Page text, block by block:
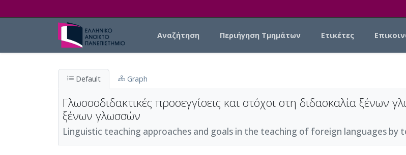
Αναζήτηση Περιήγηση Τμημάτων Ετικέτες
Default Graph
Γλωσσοδιδακτικές προσεγγίσεις και στόχοι στη διδασκαλία ξένων
ξένων γλωσσών
Linguistic teaching approaches and goals in the teaching of foreign languages by